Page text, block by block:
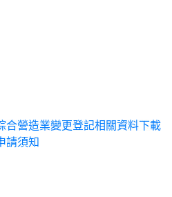
合營造業變更登記相關資料下載
請須知